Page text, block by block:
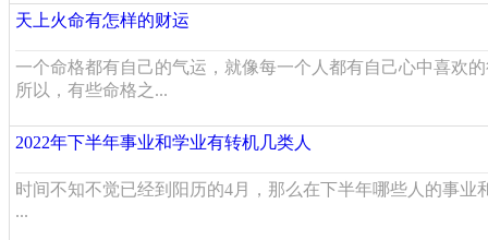
天上火命有怎样的财运
一个命格都有自己的气运，就像每一个人都有自己心中喜欢
所以，有些命格之...
2022年下半年事业和学业有转机几类人
时间不知不觉已经到阳历的4月，那么在下半年哪些人的事
...